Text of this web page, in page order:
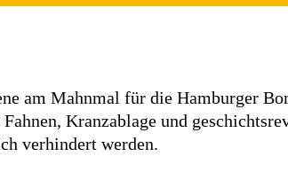
am Mahnmal für die Hamburger
Kranzablage und
verhindert werden.